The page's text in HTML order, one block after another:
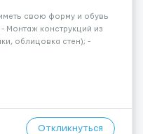
свою форму и обувь
Монтаж конструкций из
облицовка стен); -
покраска); -
Откликнуться